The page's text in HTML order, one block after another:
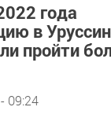
года
в
пройти
09:24